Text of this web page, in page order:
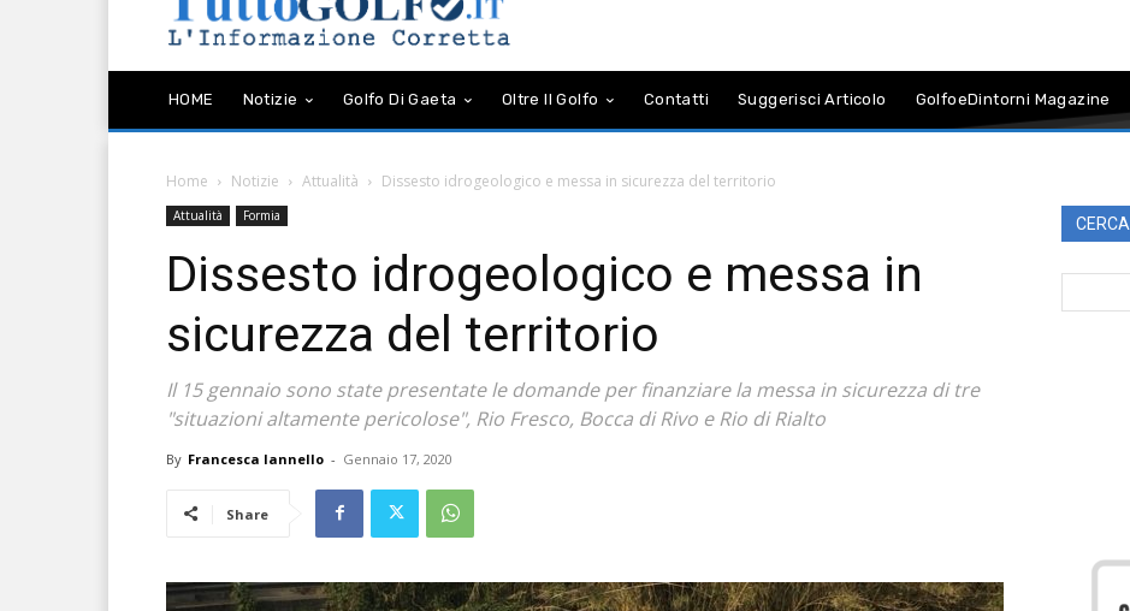
HOME Notizie Golfo Di Gaeta Oltre Il Golfo Contatti Suggerisci Articolo GolfoeDintorni Magazine
Home Notizie Attualità Dissesto idrogeologico e messa in sicurezza del territorio
Attualità Formia
Dissesto idrogeologico e messa in
sicurezza del territorio
Il 15 gennaio sono state presentate le domande per finanziare la messa in sicurezza di tre
"situazioni altamente pericolose", Rio Fresco, Bocca di Rivo e Rio di Rialto
By Francesca Iannello - Gennaio 17, 2020
Share
CERCA